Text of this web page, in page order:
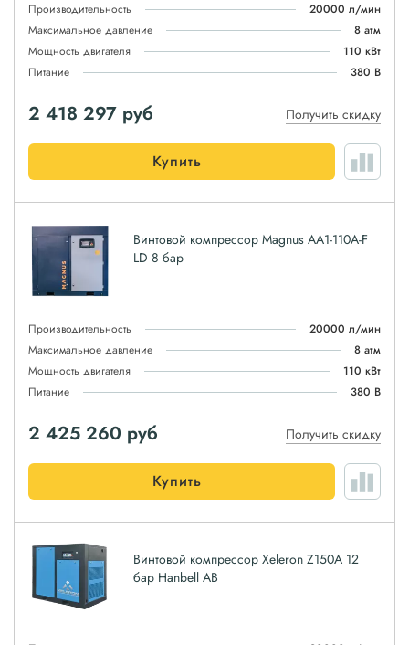
Производительность
20000 л/мин
Максимальное давление
8 атм
Мощность двигателя
110 кВт
Питание
380 В
2 418 297 руб Получить скидку
Купить
Винтовой компрессор Magnus АА1-110A-F
LD 8 бар
Производительность
20000 л/мин
Максимальное давление
8 атм
Мощность двигателя
110 кВт
Питание
380 В
2 425 260 руб Получить скидку
Купить
Винтовой компрессор Xeleron Z150A 12
бар Hanbell AB